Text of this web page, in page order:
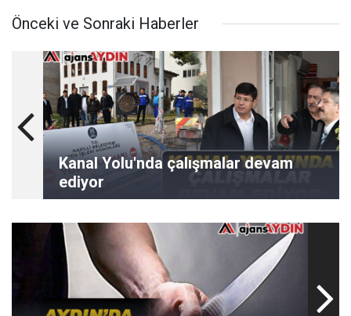
Önceki ve Sonraki Haberler
Kanal Yolu'nda çalışmalar devam
ediyor